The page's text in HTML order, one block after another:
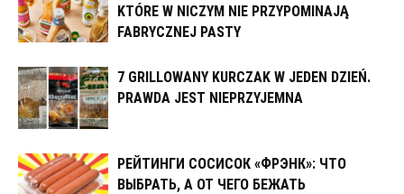
KTÓRE W NICZYM NIE PRZYPOMINAJĄ
FABRYCZNEJ PASTY
7 GRILLOWANY KURCZAK W JEDEN DZIEŃ.
PRAWDA JEST NIEPRZYJEMNA
РЕЙТИНГИ СОСИСОК «ФРЭНК»: ЧТО
ВЫБРАТЬ, А ОТ ЧЕГО БЕЖАТЬ